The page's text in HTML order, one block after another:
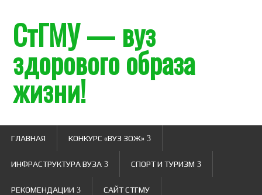
СтГМУ — вуз
здорового образа
жизни!
ГЛАВНАЯ КОНКУРС «ВУЗ ЗОЖ»
ИНФРАСТРУКТУРА ВУЗА СПОРТ И ТУРИЗМ
РЕКОМЕНДАЦИИ САЙТ СТГМУ